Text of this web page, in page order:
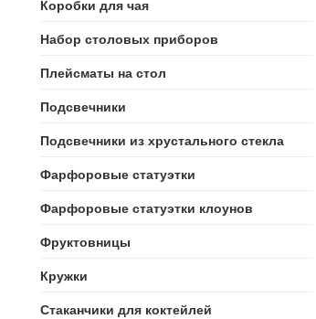
Коробки для чая
Набор столовых приборов
Плейсматы на стол
Подсвечники
Подсвечники из хрустального стекла
Фарфоровые статуэтки
Фарфоровые статуэтки клоунов
Фруктовницы
Кружки
Стаканчики для коктейлей